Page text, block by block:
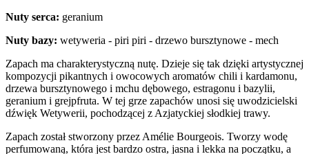
Nuty serca: geranium
Nuty bazy: wetyweria - piri piri - drzewo bursztynowe - mech
Zapach ma charakterystyczną nutę. Dzieje się tak dzięki artystycznej
kompozycji pikantnych i owocowych aromatów chili i kardamonu,
drzewa bursztynowego i mchu dębowego, estragonu i bazylii,
geranium i grejpfruta. W tej grze zapachów unosi się uwodzicielski
dźwięk Wetywerii, pochodzącej z Azjatyckiej słodkiej trawy.
Zapach został stworzony przez Amélie Bourgeois. Tworzy wodę
perfumowaną, która jest bardzo ostra, jasna i lekka na początku, a